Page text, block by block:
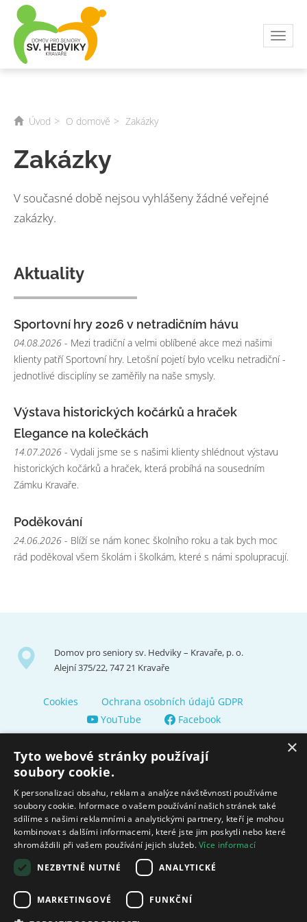
Úvod O domově Zakázky
Zakázky
V současné době nejsou vyhlášeny žádné veřejné
zakázky.
Aktuality
Sportovní hry 2026 v netradičním hávu
04.08.2026 - Mezi tradiční a velmi oblíbené akce mezi našimi
klienty patří Sportovní hry. Letošní pojetí bylo vcelku netradiční -
jednotlivé disciplíny se zaměřily na naše smysly.
Výstava historických kočárků a hraček
Elegance na kolečkách
14.07.2026 - Vydali jsme se s našimi klienty shlédnout výstavu
historických kočárků a hraček, která probíhá na sousedním
Zámku Kravaře.
Poděkování
24.06.2026 - Blíží se nám konec školního roku a tak bych moc
rád poděkoval všem školám i školkám, které s námi spolupracují.
Domov pro seniory sv. Hedviky – Kravaře, p. o.
Alejní 375/22, 747 21 Kravaře
Cookies
Ochrana osobních údajů GDPR
YouTube
Facebook
Zřizuje a finančně nás podporuje Město Kravaře
Moravskoslezský kraj poskytuje dotaci na zajištění sociálních
služeb.
Ministerstvo práce
×
Tyto webové stránky používají
soubory cookie.
K personalizaci obsahu, reklam a analýze návštěvnosti používáme
soubory cookie. Informace o vašem používání našich stránek také
sdílíme s našimi reklamními a analytickými partnery, kteří je mohou
kombinovat s dalšími informacemi, které jste jim poskytli nebo které
shromáždili při vašem používání jejich služeb.Více informací
NEZBYTNĚ NUTNÉ
ANALYTICKÉ
MARKETINGOVÉ FUNKČNÍ